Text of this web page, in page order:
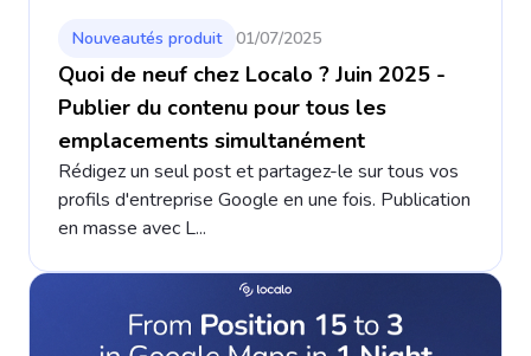
Nouveautés produit 01/07/2025
Quoi de neuf chez Localo ? Juin 2025 -
Publier du contenu pour tous les
emplacements simultanément
Rédigez un seul post et partagez-le sur tous vos
profils d'entreprise Google en une fois. Publication
en masse avec L...